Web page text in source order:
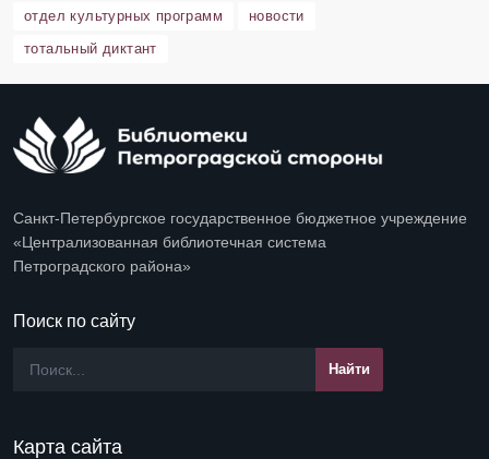
отдел культурных программ
новости
тотальный диктант
Санкт-Петербургское государственное бюджетное учреждение
«Централизованная библиотечная система
Петроградского района»
Поиск по сайту
Карта сайта